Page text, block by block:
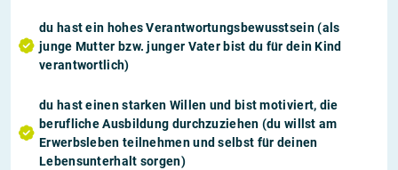
du hast ein hohesVerantwortungsbewusstsein(als
junge Mutter bzw. junger Vater bist du für dein Kind
verantwortlich)
du hast einen starken Willen und bistmotiviert, die
berufliche Ausbildung durchzuziehen (du willst am
Erwerbsleben teilnehmen und selbst für deinen
Lebensunterhalt sorgen)